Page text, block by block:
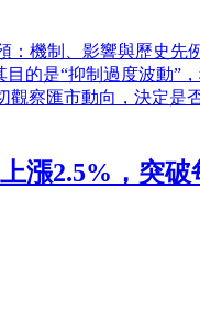
：機制、影響與歷史先
的是“抑制過度波動”
觀察匯市動向，決定
漲2.5%，突破